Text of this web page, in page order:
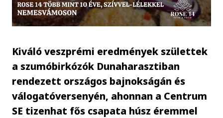
Kiváló veszprémi eredmények születtek
a szumóbirkózók Dunaharasztiban
rendezett országos bajnokságán és
válogatóversenyén, ahonnan a Centrum
SE tizenhat fős csapata húsz éremmel